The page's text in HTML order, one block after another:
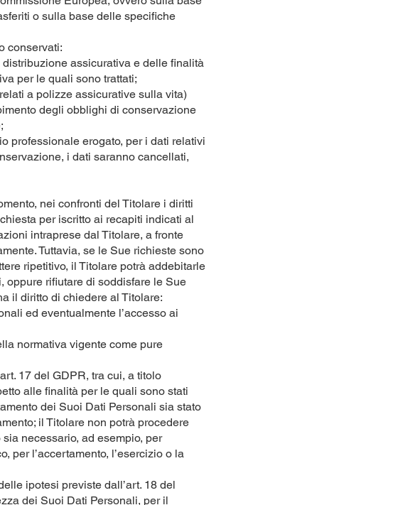
o sulla base delle specifiche
conservati:
assicurativa e delle finalità
per le quali sono trattati;
a polizze assicurative sulla vita)
degli obblighi di conservazione
professionale erogato, per i dati relativi
i dati saranno cancellati,
nei confronti del Titolare i diritti
per iscritto ai recapiti indicati al
intraprese dal Titolare, a fronte
Tuttavia, se le Sue richieste sono
ripetitivo, il Titolare potrà addebitarle
oppure rifiutare di soddisfare le Sue
il diritto di chiedere al Titolare:
ed eventualmente l’accesso ai
normativa vigente come pure
17 del GDPR, tra cui, a titolo
alle finalità per le quali sono stati
dei Suoi Dati Personali sia stato
il Titolare non potrà procedere
necessario, ad esempio, per
per l’accertamento, l’esercizio o la
ipotesi previste dall’art. 18 del
dei Suoi Dati Personali, per il